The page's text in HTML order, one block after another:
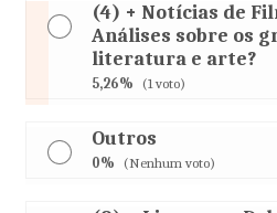
(4) + Notícias de
Análises sobre os
literatura e arte?
5,26% (1 voto)
Outros
0% (Nenhum voto)